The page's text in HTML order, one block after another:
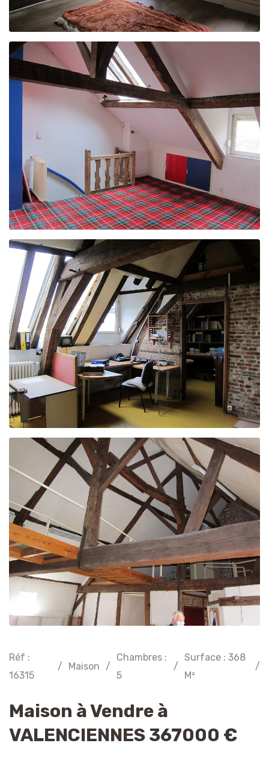
Réf :
16315
/ Maison /
Chambres :
5
/
Surface : 368
M²
/
Maison à Vendre à
VALENCIENNES 367000 €